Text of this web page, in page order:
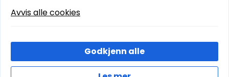
Avvis alle cookies
Godkjenn alle